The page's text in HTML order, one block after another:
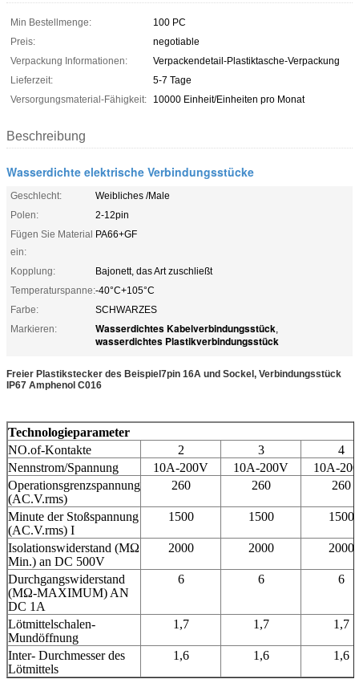
Min Bestellmenge:
100 PC
Preis:
negotiable
Verpackung Informationen:
Verpackendetail-Plastiktasche-Verpackung
Lieferzeit:
5-7 Tage
Versorgungsmaterial-Fähigkeit:
10000 Einheit/Einheiten pro Monat
Beschreibung
Wasserdichte elektrische Verbindungsstücke
Geschlecht:
Weibliches /Male
Polen:
2-12pin
Fügen Sie Material
ein:
PA66+GF
Kopplung:
Bajonett, das Art zuschließt
Temperaturspanne:-40°C+105°C
Farbe:
SCHWARZES
Markieren:
Wasserdichtes Kabelverbindungsstück,
wasserdichtes Plastikverbindungsstück
Freier Plastikstecker des Beispiel7pin 16A und Sockel, Verbindungsstück
IP67 Amphenol C016
Technologieparameter
NO.of-Kontakte
2 3
4
Nennstrom/Spannung
10A-200V 10A-200V
10A-
Operationsgrenzspannung
(AC.V.rms)
260 260 260
Minute der Stoßspannung
(AC.V.rms) I
1500 1500 1500
Isolationswiderstand (MΩ
Min.) an DC 500V
2000 2000 2000
Durchgangswiderstand
(MΩ-MAXIMUM) AN
DC 1A
6 6 6
Lötmittelschalen-
Mundöffnung
1,7 1,7 1,7
Inter- Durchmesser des
Lötmittels
1,6 1,6 1,6